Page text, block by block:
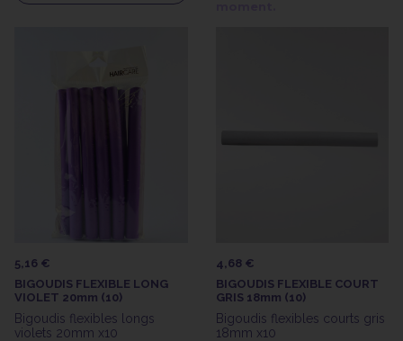
5,16 €
BIGOUDIS FLEXIBLE LONG
VIOLET 20mm (10)
Bigoudis flexibles longs
violets 20mm x10
4,68 €
BIGOUDIS FLEXIBLE COURT
GRIS 18mm (10)
Bigoudis flexibles courts gris
18mm x10